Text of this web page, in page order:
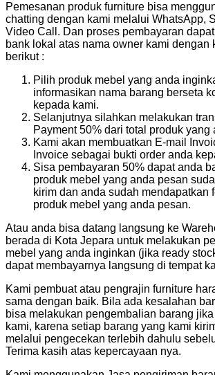
Pemesanan produk furniture bisa
chatting dengan kami melalui WhatsApp,
Video Call. Dan proses pembayaran
bank lokal atas nama owner kami dengan
berikut :
Pilih produk mebel yang anda
informasikan nama barang berseta
kepada kami.
Selanjutnya silahkan melakukan
Payment 50% dari total produk yang
Kami akan membuatkan E-mail
Invoice sebagai bukti order anda
Sisa pembayaran 50% dapat anda
produk mebel yang anda pesan
kirim dan anda sudah mendapatkan
produk mebel yang anda pesan.
Atau anda bisa datang langsung ke
berada di Kota Jepara untuk melakukan
mebel yang anda inginkan (jika ready
dapat membayarnya langsung di tempat
Kami pembuat atau pengrajin furniture
sama dengan baik. Bila ada kesalahan
bisa melakukan pengembalian barang
kami, karena setiap barang yang kami
melalui pengecekan terlebih dahulu
Terima kasih atas kepercayaan nya.